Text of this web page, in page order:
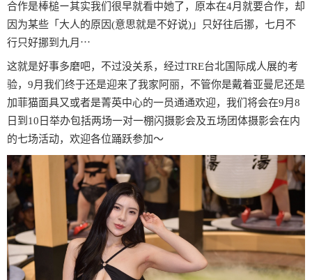
合作是棒槌ー其实我们很早就看中她了，原本在4月就要合作，却
因为某些「大人的原因(意思就是不好说)」只好往后挪，七月不
行只好挪到九月⋯
这就是好事多磨吧，不过没关系，经过TRE台北国际成人展的考
验，9月我们终于还是迎来了我家阿丽，不管你是戴着亚曼尼还是
加菲猫面具又或者是菁英中心的一员通通欢迎，我们将会在9月8
日到10日举办包括两场一对一棚闪摄影会及五场团体摄影会在内
的七场活动，欢迎各位踊跃参加〜